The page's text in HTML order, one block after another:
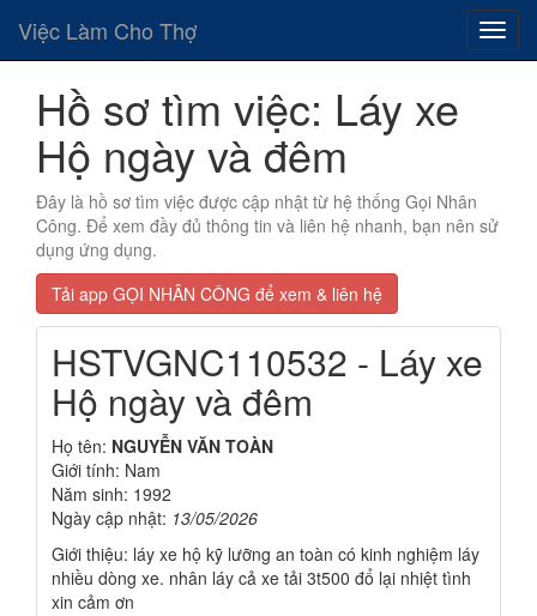
Việc Làm Cho Thợ
Hồ sơ tìm việc: Láy xe
Hộ ngày và đêm
Đây là hồ sơ tìm việc được cập nhật từ hệ thống Gọi Nhân
Công. Để xem đầy đủ thông tin và liên hệ nhanh, bạn nên sử
dụng ứng dụng.
Tải app GỌI NHÂN CÔNG để xem & liên hệ
HSTVGNC110532 - Láy xe
Hộ ngày và đêm
Họ tên: NGUYỄN VĂN TOÀN
Giới tính: Nam
Năm sinh: 1992
Ngày cập nhật: 13/05/2026
Giới thiệu: láy xe hộ kỹ lưỡng an toàn có kinh nghiệm láy
nhiều dòng xe. nhân láy cả xe tải 3t500 đổ lại nhiệt tình
xin cảm ơn